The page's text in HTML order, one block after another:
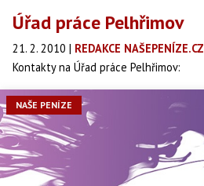
Úřad práce Pelhřimov
21. 2. 2010 | REDAKCE NAŠEPENÍZE.CZ
Kontakty na Úřad práce Pelhřimov:
NAŠE PENÍZE